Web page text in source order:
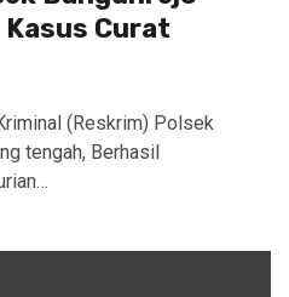
Curat
(Reskrim) Polsek
tengah, Berhasil